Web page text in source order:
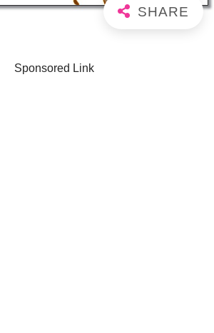
Sponsored Link